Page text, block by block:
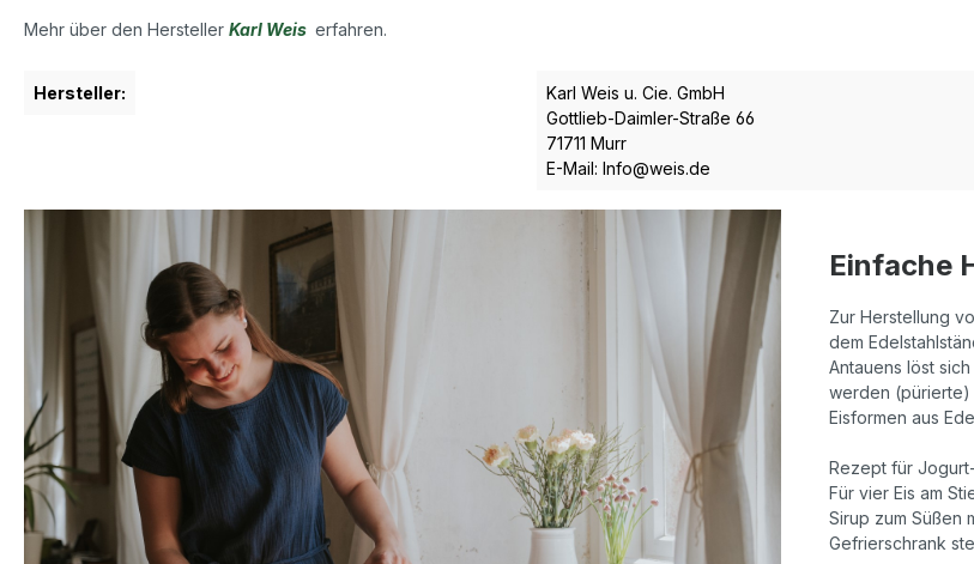
Mehr über den Hersteller Karl Weis erfahren.
Hersteller:
Karl Weis u. Cie. GmbH
Gottlieb-Daimler-Straße 66
71711 Murr
E-Mail: Info@weis.de
Einfache
Zur Herstellung
dem
Antauens löst
werden (pürierte)
Eisformen aus
Rezept für
Für vier Eis am
Sirup zum Süßen
Gefrierschrank